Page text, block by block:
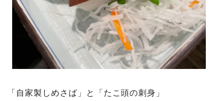
「自家製しめさば」と「たこ頭の刺身」